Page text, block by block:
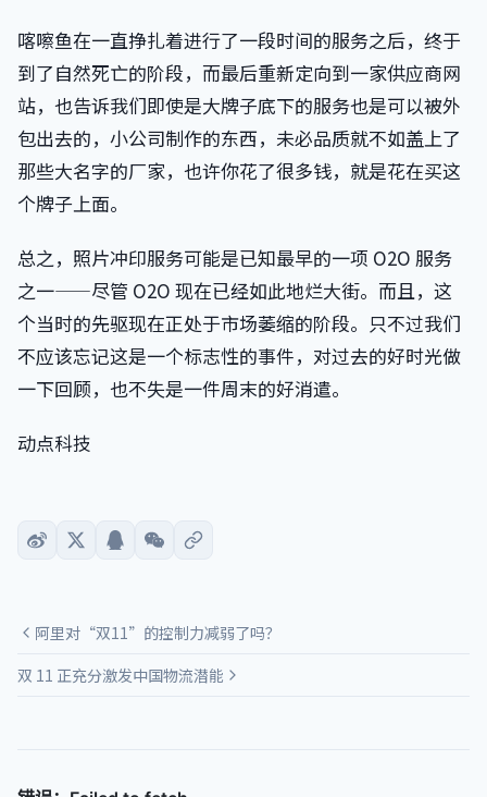
喀嚓鱼在一直挣扎着进行了一段时间的服务之后，终于
到了自然死亡的阶段，而最后重新定向到一家供应商网
站，也告诉我们即使是大牌子底下的服务也是可以被外
包出去的，小公司制作的东西，未必品质就不如盖上了
那些大名字的厂家，也许你花了很多钱，就是花在买这
个牌子上面。
总之，照片冲印服务可能是已知最早的一项 O2O 服务
之一——尽管 O2O 现在已经如此地烂大街。而且，这
个当时的先驱现在正处于市场萎缩的阶段。只不过我们
不应该忘记这是一个标志性的事件，对过去的好时光做
一下回顾，也不失是一件周末的好消遣。
动点科技
阿里对“双11”的控制力减弱了吗？
双 11 正充分激发中国物流潜能